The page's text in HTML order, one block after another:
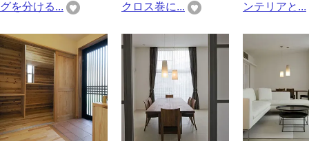
グを分ける...
クロス巻に...
ンテリアと...